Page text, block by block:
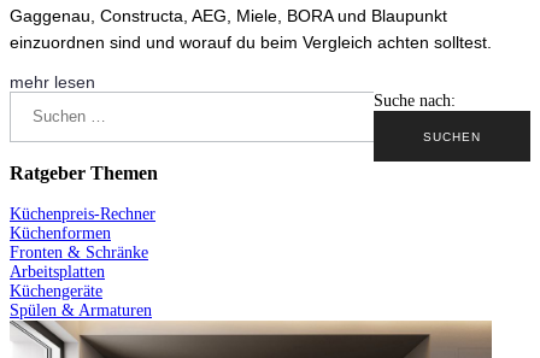
Gaggenau, Constructa, AEG, Miele, BORA und Blaupunkt
einzuordnen sind und worauf du beim Vergleich achten solltest.
mehr lesen
Suche nach:
Ratgeber Themen
Küchenpreis-Rechner
Küchenformen
Fronten & Schränke
Arbeitsplatten
Küchengeräte
Spülen & Armaturen